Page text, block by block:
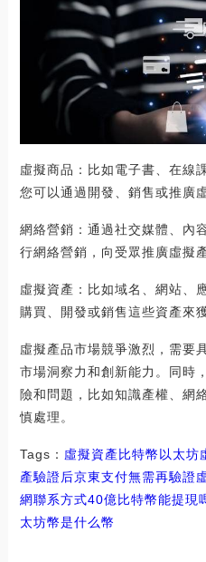
虛擬商品：比如電子書、在線
您可以通過開發、銷售或推廣
網絡營銷：通過社交媒體、內
行網絡營銷，向受眾推廣虛擬
虛擬資產：比如域名、網站、
購買、開發或銷售這些資產來
虛擬產品市場競爭激烈，需要
市場洞察力和創新能力。同時
險和問題，比如知識產權、網
慎處理。
Tags： 虛擬資產比特幣 以太坊
產驗證后京東支付無需再驗證
網聯系方式40億比特幣能提現
太坊幣是什么幣